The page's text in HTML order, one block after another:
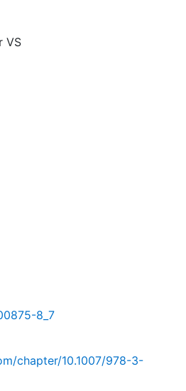
VS
8_7
chapter/10.1007/978-3-